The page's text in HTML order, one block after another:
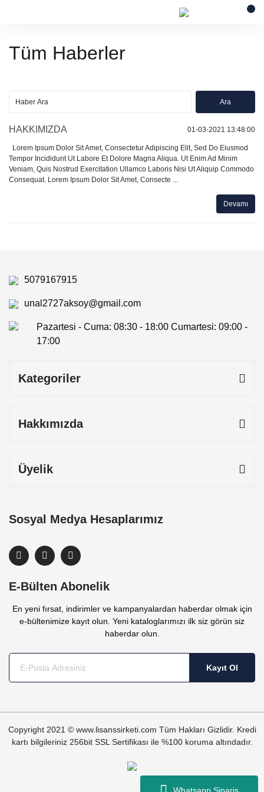
Whatsapp Sipariş
Tüm Haberler
HAKKIMIZDA 01-03-2021 13:48:00
Lorem Ipsum Dolor Sit Amet, Consectetur Adipiscing Elit, Sed Do Eiusmod
Tempor Incididunt Ut Labore Et Dolore Magna Aliqua. Ut Enim Ad Minim
Veniam, Quis Nostrud Exercitation Ullamco Laboris Nisi Ut Aliquip Commodo
Consequat. Lorem Ipsum Dolor Sit Amet, Consecte ...
Devamı
5079167915
unal2727aksoy@gmail.com
Pazartesi - Cuma: 08:30 - 18:00 Cumartesi: 09:00 -
17:00
Kategoriler
Hakkımızda
Üyelik
Sosyal Medya Hesaplarımız
E-Bülten Abonelik
En yeni fırsat, indirimler ve kampanyalardan haberdar olmak için
e-bültenimize kayıt olun. Yeni kataloglarımızı ilk siz görün siz
haberdar olun.
Kayıt Ol
Copyright 2021 © www.lisanssirketi.com Tüm Hakları Gizlidir. Kredi
kartı bilgileriniz 256bit SSL Sertifikası ile %100 koruma altındadır.